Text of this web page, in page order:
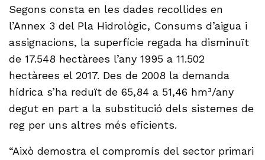
Segons consta en les dades recollides en
l’Annex 3 del Pla Hidrològic, Consums d’aigua i
assignacions, la superfície regada ha disminuït
de 17.548 hectàrees l’any 1995 a 11.502
hectàrees el 2017. Des de 2008 la demanda
hídrica s’ha reduït de 65,84 a 51,46 hm³/any
degut en part a la substitució dels sistemes de
reg per uns altres més eficients.
“Això demostra el compromís del sector primari